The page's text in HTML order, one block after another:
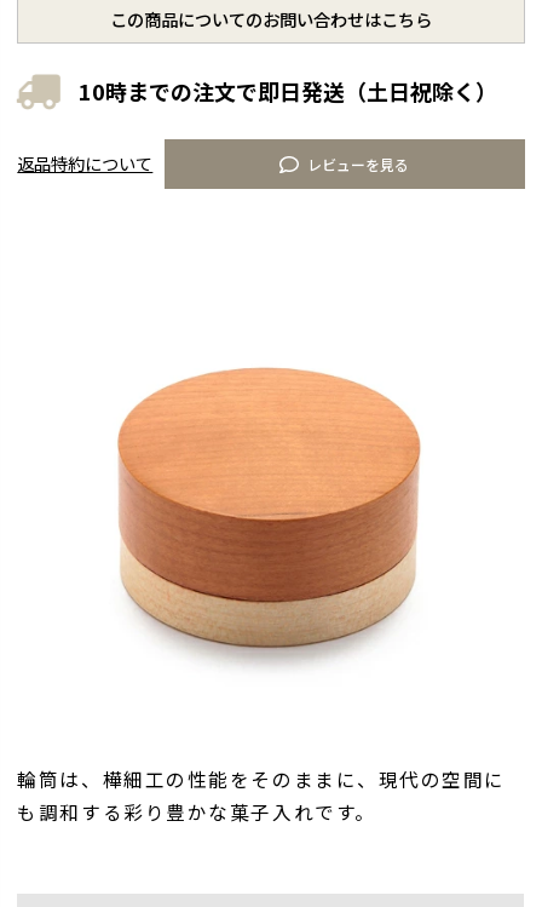
10時までの注文で即日発送（土日祝除く）
この商品についてのお問い合わせはこちら
レビューを見る
返品特約について
輪筒は、樺細工の性能をそのままに、現代の空間に
も調和する彩り豊かな菓子入れです。